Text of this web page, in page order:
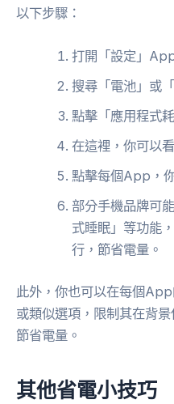
以下步驟：
打開「設定」
搜尋「電池」或
點擊「應用程式
在這裡，你可以
點擊每個App，
部分手機品牌可
式睡眠」等功能
行，節省電量。
此外，你也可以在每個App
或類似選項，限制其在背
節省電量。
其他省電小技巧